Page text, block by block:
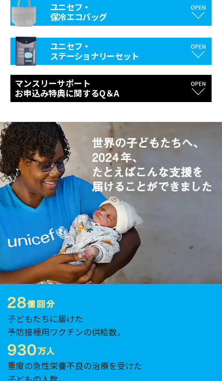
ユニセフ・
保冷エコバッグ
ユニセフ・
ステーショナリーセット
マンスリーサポート
お申込み特典に関するQ＆A
子どもたちに届けた
予防接種用ワクチンの供給数。
重度の急性栄養不良の治療を受けた